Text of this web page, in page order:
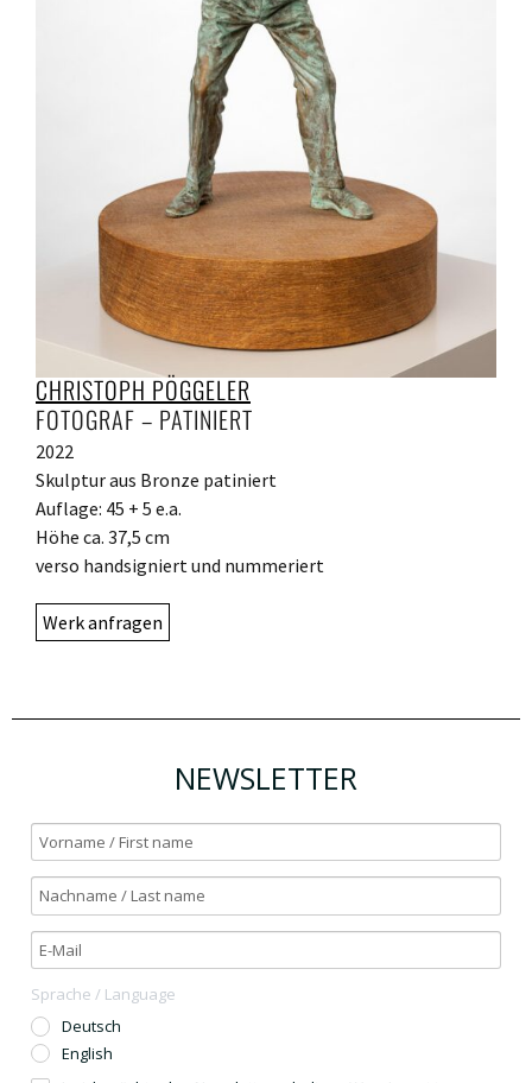
CHRISTOPH PÖGGELER
FOTOGRAF – PATINIERT
2022
Skulptur aus Bronze patiniert
Auflage: 45 + 5 e.a.
Höhe ca. 37,5 cm
verso handsigniert und nummeriert
Werk anfragen
NEWSLETTER
Sprache / Language
Deutsch
English